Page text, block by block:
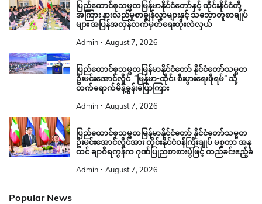
ပြည်ထောင်စုသမ္မတမြန်မာနိုင်ငံတော်နှင့် ထိုင်းနိုင်ငံတို့
အကြား နားလည်မှုစာချွန်လွှာများနှင့် သဘောတူစာချုပ်
များ အပြန်အလှန်လက်မှတ်ရေးထိုးလဲလှယ်
Admin August 7, 2026
ပြည်ထောင်စုသမ္မတမြန်မာနိုင်ငံတော် နိုင်ငံတော်သမ္မတ
ဦးမင်းအောင်လှိုင် “မြန်မာ-ထိုင်း စီးပွားရေးဖိုရမ်” သို့
တက်ရောက်မိန့်ခွန်းပြောကြား
Admin August 7, 2026
ပြည်ထောင်စုသမ္မတမြန်မာနိုင်ငံတော် နိုင်ငံတော်သမ္မတ
ဦးမင်းအောင်လှိုင်အား ထိုင်းနိုင်ငံဝန်ကြီးချုပ် မစ္စတာ အနု
ထင် ချာဝီရကွန်က ဂုဏ်ပြုညစာစားပွဲဖြင့် တည်ခင်းဧည့်ခံ
Admin August 7, 2026
Popular News